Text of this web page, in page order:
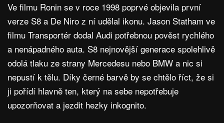
Ve filmu Ronin se v roce 1998 poprvé objevila první
verze S8 a De Niro z ní udělal ikonu. Jason Statham ve
filmu Transportér dodal Audi potřebnou pověst rychlého
a nenápadného auta. S8 nejnovější generace spolehlivě
odolá tlaku ze strany Mercedesu nebo BMW a nic si
nepustí k tělu. Díky černé barvě by se chtělo říct, že si
ji pořídí hlavně ten, který na sebe nepotřebuje
upozorňovat a jezdit hezky inkognito.